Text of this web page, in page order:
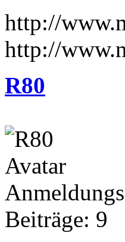
http://
http://
R80
Beiträge: 9